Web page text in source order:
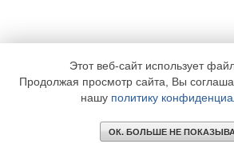
Этот веб-сайт использует
Продолжая просмотр сайта, Вы
нашу политику
ОК. БОЛЬШЕ НЕ